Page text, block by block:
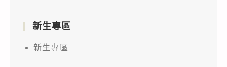
新生專區
新生專區